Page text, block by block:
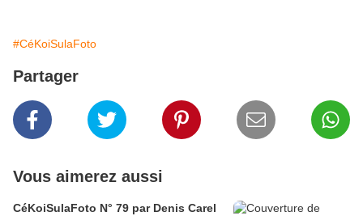
#CéKoiSulaFoto
Partager
Vous aimerez aussi
CéKoiSulaFoto N° 79 par Denis Carel